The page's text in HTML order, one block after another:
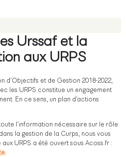
Urssaf et la
aux URPS
d’Objectifs et de Gestion 2018-2022,
les URPS constitue un engagement
En ce sens, un plan d’actions
l’information nécessaire sur le rôle
la gestion de la Curps, nous vous
URPS a été ouvert sous Acoss.fr :
.